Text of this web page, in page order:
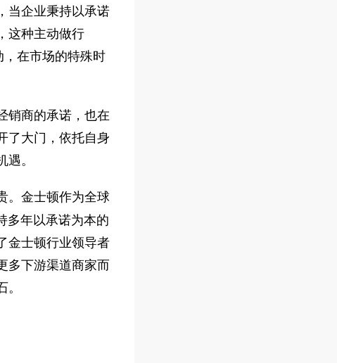
当企业秉持以承诺
这种主动做行
在市场的特殊时
销商的承诺，也在
了大门，依托自身
。
。金士顿作为全球
多年以承诺为本的
金士顿行业领导者
多下游渠道商家而